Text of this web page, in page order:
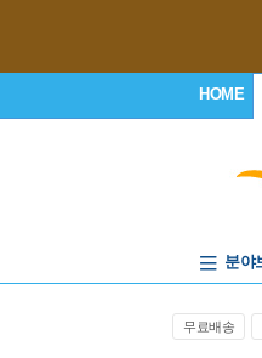
HOME
분야
무료배송